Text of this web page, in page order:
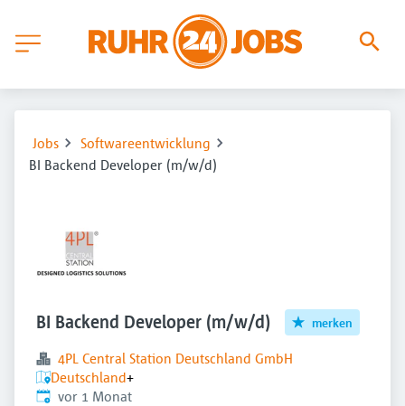
Jobs
Softwareentwicklung
BI Backend Developer (m/w/d)
BI Backend Developer (m/w/d) merken
4PL Central Station Deutschland GmbH
Deutschland+
Veröffentlicht:
vor 1 Monat